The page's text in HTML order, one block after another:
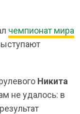
чемпионат мира
Никита
не удалось: в